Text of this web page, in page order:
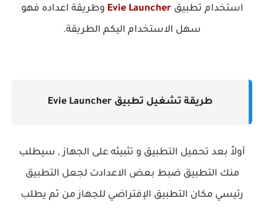
استخدام تطبيقEvie Launcher وطريقة اعداده فهو
سهل الاستخدام اليكم الطريقة.
طريقة تشغيل تطبيق Evie Launcher‏
أولاً بعد تحميل التطبيق و تثبيثه على الجهاز , سيطلب
منك التطبيق ضبط بعض الاعدادت لجعل التطبيق
رئيسي مكان التطبيق الإفتراضي للجهاز من ثم يطلب